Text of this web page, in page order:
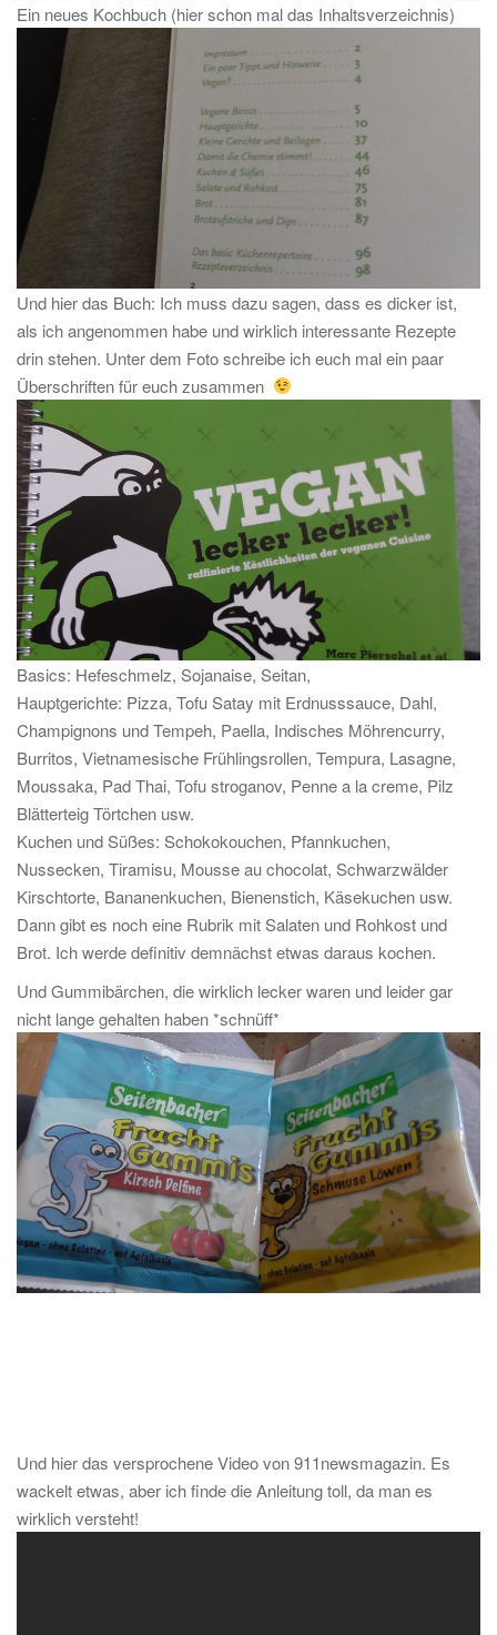
Ein neues Kochbuch (hier schon mal das Inhaltsverzeichnis)
Und hier das Buch: Ich muss dazu sagen, dass es dicker ist,
als ich angenommen habe und wirklich interessante Rezepte
drin stehen. Unter dem Foto schreibe ich euch mal ein paar
Überschriften für euch zusammen
Basics: Hefeschmelz, Sojanaise, Seitan,
Hauptgerichte: Pizza, Tofu Satay mit Erdnusssauce, Dahl,
Champignons und Tempeh, Paella, Indisches Möhrencurry,
Burritos, Vietnamesische Frühlingsrollen, Tempura, Lasagne,
Moussaka, Pad Thai, Tofu stroganov, Penne a la creme, Pilz
Blätterteig Törtchen usw.
Kuchen und Süßes: Schokokouchen, Pfannkuchen,
Nussecken, Tiramisu, Mousse au chocolat, Schwarzwälder
Kirschtorte, Bananenkuchen, Bienenstich, Käsekuchen usw.
Dann gibt es noch eine Rubrik mit Salaten und Rohkost und
Brot. Ich werde definitiv demnächst etwas daraus kochen.
Und Gummibärchen, die wirklich lecker waren und leider gar
nicht lange gehalten haben *schnüff*
Und hier das versprochene Video von 911newsmagazin. Es
wackelt etwas, aber ich finde die Anleitung toll, da man es
wirklich versteht!